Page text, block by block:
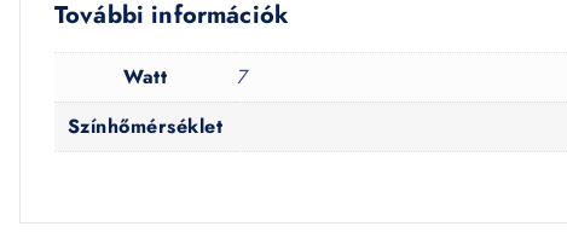
További információk
Watt
7
Színhőmérséklet